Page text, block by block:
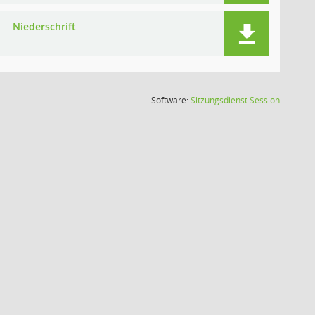
Niederschrift
Software:SitzungsdienstSession(Wird in